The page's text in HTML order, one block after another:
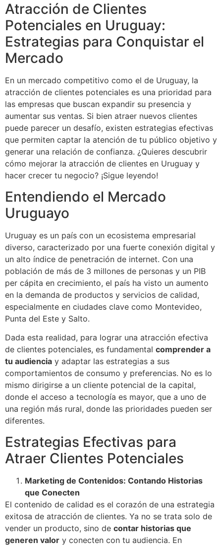
Atracción de Clientes
Potenciales en Uruguay:
Estrategias para Conquistar el
Mercado
En un mercado competitivo como el de Uruguay, la
atracción de clientes potenciales es una prioridad para
las empresas que buscan expandir su presencia y
aumentar sus ventas. Si bien atraer nuevos clientes
puede parecer un desafío, existen estrategias efectivas
que permiten captar la atención de tu público objetivo y
generar una relación de confianza. ¿Quieres descubrir
cómo mejorar la atracción de clientes en Uruguay y
hacer crecer tu negocio? ¡Sigue leyendo!
Entendiendo el Mercado
Uruguayo
Uruguay es un país con un ecosistema empresarial
diverso, caracterizado por una fuerte conexión digital y
un alto índice de penetración de internet. Con una
población de más de 3 millones de personas y un PIB
per cápita en crecimiento, el país ha visto un aumento
en la demanda de productos y servicios de calidad,
especialmente en ciudades clave como Montevideo,
Punta del Este y Salto.
Dada esta realidad, para lograr una atracción efectiva
de clientes potenciales, es fundamental comprender a
tu audiencia y adaptar las estrategias a sus
comportamientos de consumo y preferencias. No es lo
mismo dirigirse a un cliente potencial de la capital,
donde el acceso a tecnología es mayor, que a uno de
una región más rural, donde las prioridades pueden ser
diferentes.
Estrategias Efectivas para
Atraer Clientes Potenciales
Marketing de Contenidos: Contando Historias
que Conecten
El contenido de calidad es el corazón de una estrategia
exitosa de atracción de clientes. Ya no se trata solo de
vender un producto, sino de contar historias que
generen valor y conecten con tu audiencia. En